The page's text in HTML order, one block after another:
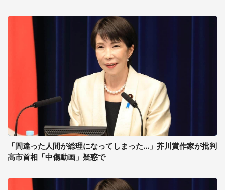
「間違った人間が総理になってしまった...」芥川賞作家が批判
高市首相「中傷動画」疑惑で